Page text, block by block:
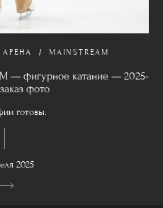
АРЕНА MAINSTREAM
— фигурное катание — 2025-
фото
готовы.
2025